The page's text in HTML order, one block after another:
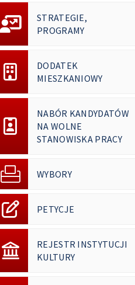
STRATEGIE,
PROGRAMY
DODATEK
MIESZKANIOWY
NABÓR KANDYDATÓW
NA WOLNE
STANOWISKA PRACY
WYBORY
PETYCJE
REJESTR INSTYTUCJI
KULTURY